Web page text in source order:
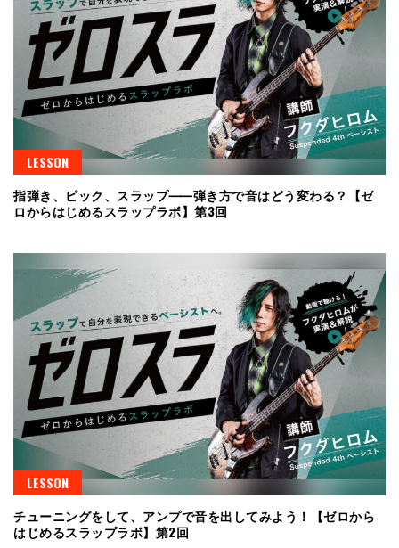
LESSON
指弾き、ピック、スラップ⸺弾き方で音はどう変わる？【ゼ
ロからはじめるスラップラボ】第3回
LESSON
チューニングをして、アンプで音を出してみよう！【ゼロから
はじめるスラップラボ】第2回